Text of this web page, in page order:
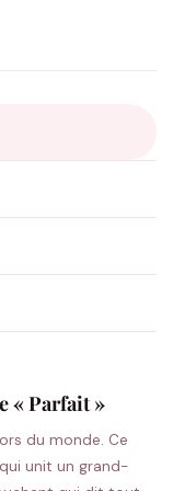
✨
avant fabrication
« Parfait »
du monde. Ce
unit un grand-